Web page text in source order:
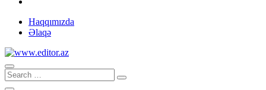
Haqqımızda
Əlaqə